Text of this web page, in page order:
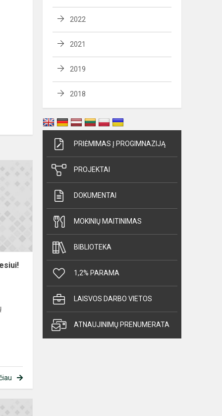
Priimtų
mokinių
dėmesiui!
2022
2021
2019
2018
PRIĖMIMAS Į PROGIMNAZIJĄ
PROJEKTAI
DOKUMENTAI
MOKINIŲ MAITINIMAS
BIBLIOTEKA
1,2% PARAMA
LAISVOS DARBO VIETOS
ATNAUJINIMŲ PRENUMERATA